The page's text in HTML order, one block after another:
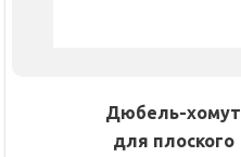
Дюбель-хомут
для плоского